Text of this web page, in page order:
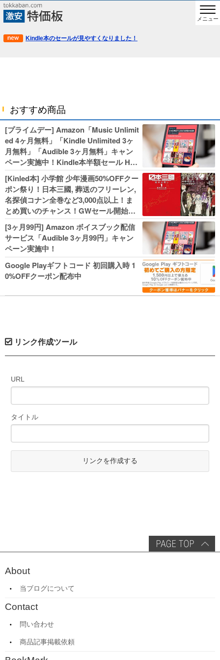
メニュー
Kindle本のセールが見やすくなりました！
おすすめ商品
[プライムデー] Amazon「Music Unlimit
ed 4ヶ月無料」「Kindle Unlimited 3ヶ
月無料」「Audible 3ヶ月無料」キャン
ペーン実施中！Kindle本半額セール HU
NTER×HUNTERなど集英社、無職転生,
幼女戦記などKADOKAWA、キャプテン
翼100円セールも！
[Kinled本] 小学館 少年漫画50%OFFクー
ポン祭り！日本三國, 葬送のフリーレン,
名探偵コナン全巻など3,000点以上！ま
とめ買いのチャンス！GWセール開始！
人気コミック多数 カドカワ祭やIT関連本
がセールに！
[3ヶ月99円] Amazon ボイスブック配信
サービス「Audible 3ヶ月99円」キャン
ペーン実施中！
Google Playギフトコード 初回購入時 1
0%OFFクーポン配布中
リンク作成ツール
URL
タイトル
リンクを作成する
About
当ブログについて
Contact
問い合わせ
商品記事掲載依頼